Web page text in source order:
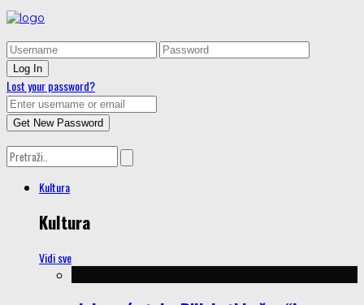
Lost your password?
Kultura
Kultura
Vidi sve